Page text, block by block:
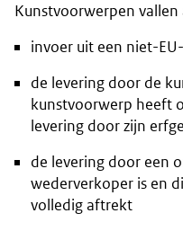
Kunstvoorwerpen
invoer uit een niet-
de levering door de
kunstvoorwerp heeft
levering door zijn
de levering door een
wederverkoper is en
volledig aftrekt